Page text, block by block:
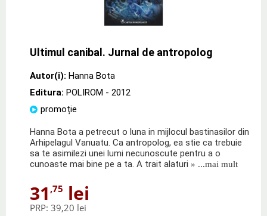
Ultimul canibal. Jurnal de antropolog
Autor(i): Hanna Bota
Editura: POLIROM - 2012
promoție
Hanna Bota a petrecut o luna in mijlocul bastinasilor din
Arhipelagul Vanuatu. Ca antropolog, ea stie ca trebuie
sa te asimilezi unei lumi necunoscute pentru a o
cunoaste mai bine pe a ta. A trait alaturi » ...mai mult
31 ,75 lei
PRP: 39,20 lei